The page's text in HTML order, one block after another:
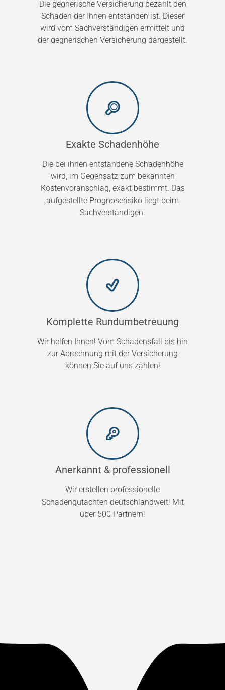
Die gegnerische Versicherung bezahlt den
Schaden der Ihnen entstanden ist. Dieser
wird vom Sachverständigen ermittelt und
der gegnerischen Versicherung dargestellt.
Exakte Schadenhöhe
Die bei ihnen entstandene Schadenhöhe
wird, im Gegensatz zum bekannten
Kostenvoranschlag, exakt bestimmt. Das
aufgestellte Prognoserisiko liegt beim
Sachverständigen.
Komplette Rundumbetreuung
Wir helfen Ihnen! Vom Schadensfall bis hin
zur Abrechnung mit der Versicherung
können Sie auf uns zählen!
Anerkannt & professionell
Wir erstellen professionelle
Schadengutachten deutschlandweit! Mit
über 500 Partnern!